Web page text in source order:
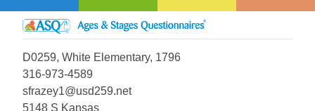
D0259, White Elementary, 1796
316-973-4589
sfrazey1@usd259.net
5148 S Kansas